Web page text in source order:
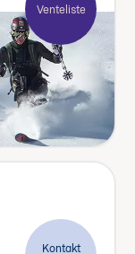
Venteliste
Kontakt